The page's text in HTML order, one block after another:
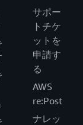
サポー
トチケ
ットを
申請す
る
AWS
re:Post
ナレッ